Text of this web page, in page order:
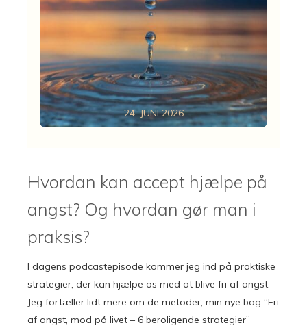
Hvordan kan accept hjælpe på
angst? Og hvordan gør man i
praksis?
24. JUNI 2026
I dagens podcastepisode kommer jeg ind på praktiske
strategier, der kan hjælpe os med at blive fri af angst.
Jeg fortæller lidt mere om de metoder, min nye bog “Fri
af angst, mod på livet – 6 beroligende strategier”